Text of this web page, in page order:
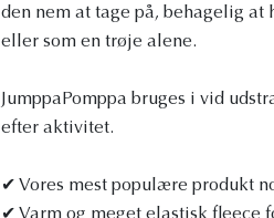
den nem at tage på, behagelig
eller som en trøje alene.
JumppaPomppa bruges i vid
efter aktivitet.
✔ Vores mest populære produkt